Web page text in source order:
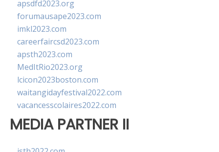
apsdfd2023.org
forumausape2023.com
imkl2023.com
careerfaircsd2023.com
apsth2023.com
MedItRio2023.org
lcicon2023boston.com
waitangidayfestival2022.com
vacancesscolaires2022.com
MEDIA PARTNER II